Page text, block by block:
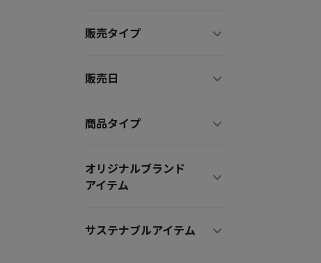
販売タイプ
販売日
商品タイプ
オリジナルブランド
アイテム
サステナブルアイテム